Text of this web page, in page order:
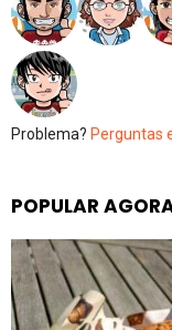
Problema? Perguntas
POPULAR